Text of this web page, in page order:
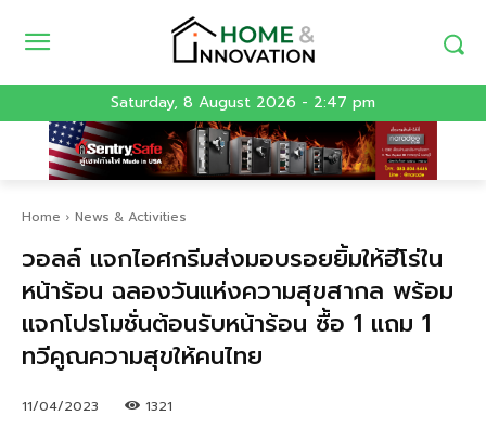
Saturday, 8 August 2026 - 2:47 pm
Home News & Activities
วอลล์ แจกไอศกรีมส่งมอบรอยยิ้มให้ฮีโร่ใน
หน้าร้อน ฉลองวันแห่งความสุขสากล พร้อม
แจกโปรโมชั่นต้อนรับหน้าร้อน ซื้อ 1 แถม 1
ทวีคูณความสุขให้คนไทย
11/04/2023 1321